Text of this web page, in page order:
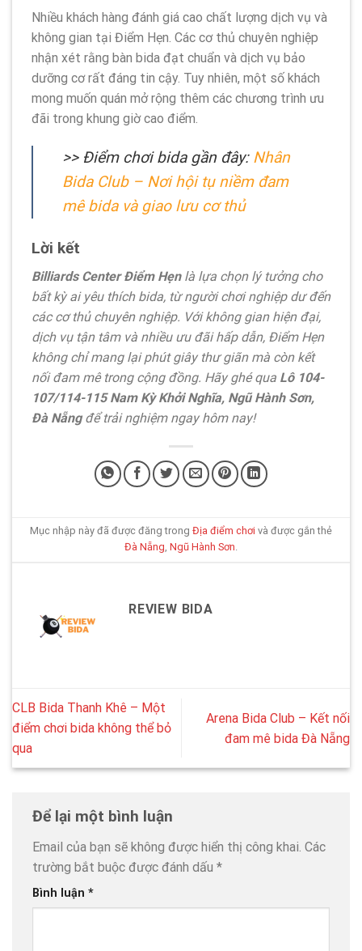
Nhiều khách hàng đánh giá cao chất lượng dịch vụ và
không gian tại Điểm Hẹn. Các cơ thủ chuyên nghiệp
nhận xét rằng bàn bida đạt chuẩn và dịch vụ bảo
dưỡng cơ rất đáng tin cậy. Tuy nhiên, một số khách
mong muốn quán mở rộng thêm các chương trình ưu
đãi trong khung giờ cao điểm.
>> Điểm chơi bida gần đây: Nhân
Bida Club – Nơi hội tụ niềm đam
mê bida và giao lưu cơ thủ
Lời kết
Billiards Center Điểm Hẹnlà lựa chọn lý tưởng cho
bất kỳ ai yêu thích bida, từ người chơi nghiệp dư đến
các cơ thủ chuyên nghiệp. Với không gian hiện đại,
dịch vụ tận tâm và nhiều ưu đãi hấp dẫn, Điểm Hẹn
không chỉ mang lại phút giây thư giãn mà còn kết
nối đam mê trong cộng đồng. Hãy ghé qua Lô 104-
107/114-115 Nam Kỳ Khởi Nghĩa, Ngũ Hành Sơn,
Đà Nẵngđể trải nghiệm ngay hôm nay!
Mục nhập này đã được đăng trong Địa điểm chơi và được gắn thẻ
Đà Nẵng, Ngũ Hành Sơn.
REVIEW BIDA
CLB Bida Thanh Khê – Một
điểm chơi bida không thể bỏ
qua
Arena Bida Club – Kết nối
đam mê bida Đà Nẵng
Để lại một bình luận
Email của bạn sẽ không được hiển thị công khai. Các
trường bắt buộc được đánh dấu *
Bình luận *